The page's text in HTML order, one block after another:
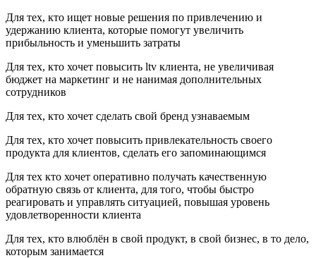
Для тех, кто ищет новые решения по привлечению и
удержанию клиента, которые помогут увеличить
прибыльность и уменьшить затраты
Для тех, кто хочет повысить ltv клиента, не увеличивая
бюджет на маркетинг и не нанимая дополнительных
сотрудников
Для тех, кто хочет сделать свой бренд узнаваемым
Для тех, кто хочет повысить привлекательность своего
продукта для клиентов, сделать его запоминающимся
Для тех кто хочет оперативно получать качественную
обратную связь от клиента, для того, чтобы быстро
реагировать и управлять ситуацией, повышая уровень
удовлетворенности клиента
Для тех, кто влюблён в свой продукт, в свой бизнес, в то дело,
которым занимается